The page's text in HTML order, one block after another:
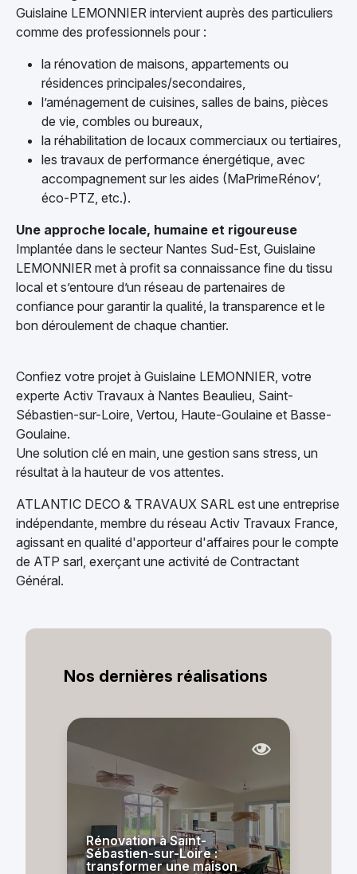
Guislaine LEMONNIER intervient auprès des particuliers
comme des professionnels pour :
la rénovation de maisons, appartements ou
résidences principales/secondaires,
l’aménagement de cuisines, salles de bains, pièces
de vie, combles ou bureaux,
la réhabilitation de locaux commerciaux ou tertiaires,
les travaux de performance énergétique, avec
accompagnement sur les aides (MaPrimeRénov’,
éco-PTZ, etc.).
Une approche locale, humaine et rigoureuse
Implantée dans le secteur Nantes Sud-Est, Guislaine
LEMONNIER met à profit sa connaissance fine du tissu
local et s’entoure d’un réseau de partenaires de
confiance pour garantir la qualité, la transparence et le
bon déroulement de chaque chantier.
Confiez votre projet à Guislaine LEMONNIER, votre
experte Activ Travaux à Nantes Beaulieu, Saint-
Sébastien-sur-Loire, Vertou, Haute-Goulaine et Basse-
Goulaine.
Une solution clé en main, une gestion sans stress, un
résultat à la hauteur de vos attentes.
ATLANTIC DECO & TRAVAUX SARL est une entreprise
indépendante, membre du réseau Activ Travaux France,
agissant en qualité d'apporteur d'affaires pour le compte
de ATP sarl, exerçant une activité de Contractant
Général.
Nos dernières réalisations
Rénovation à Saint-
Sébastien-sur-Loire :
transformer une maison